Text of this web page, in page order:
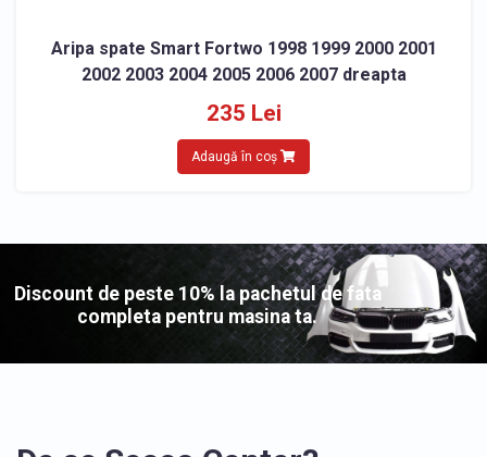
Aripa spate Smart Fortwo 1998 1999 2000 2001
2002 2003 2004 2005 2006 2007 dreapta
235 Lei
Adaugă în coș
Discount de peste 10% la pachetul de fata
completa pentru masina ta.